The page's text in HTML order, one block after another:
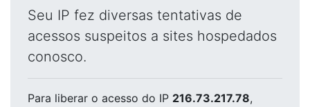
Seu IP fez diversas tentativas de
acessos suspeitos a sites hospedados
conosco.
Para liberar o acesso do IP 216.73.217.78,